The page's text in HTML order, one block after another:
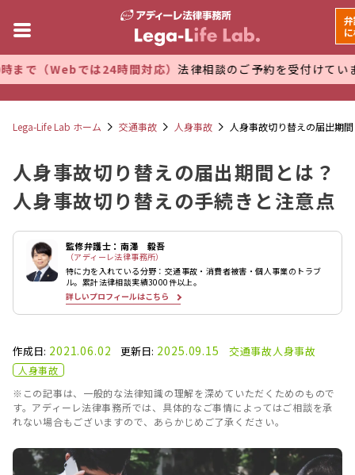
では24時間対応）法律相談のご予約を受付けています。 万全
Lega-Life Lab ホーム 交通事故 人身事故 人身事故切り替えの届出期
人身事故切り替えの届出期間とは？
人身事故切り替えの手続きと注意点
監修弁護士：南澤 毅吾
（アディーレ法律事務所）
特に力を入れている分野：交通事故・消費者被害・個人事業のトラブ
ル。累計法律相談実績3000件以上。
詳しいプロフィールはこちら
作成日: 2021.06.02 更新日: 2025.09.15 交通事故人身事故
人身事故
※この記事は、一般的な法律知識の理解を深めていただくためのもので
す。アディーレ法律事務所では、具体的なご事情によってはご相談を承
れない場合もございますので、あらかじめご了承ください。